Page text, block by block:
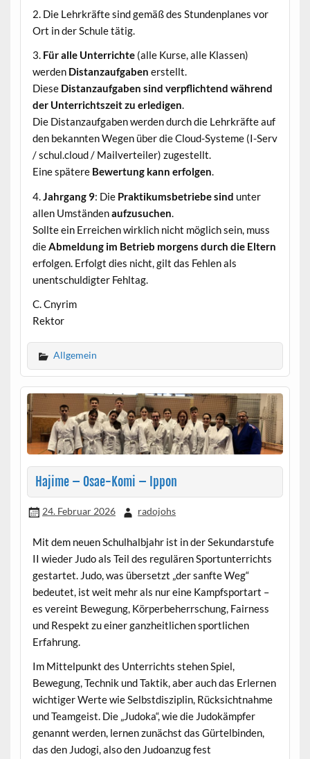
2. Die Lehrkräfte sind gemäß des Stundenplanes vor
Ort in der Schule tätig.
3. Für alle Unterrichte (alle Kurse, alle Klassen)
werden Distanzaufgaben erstellt.
Diese Distanzaufgaben sind verpflichtend während
der Unterrichtszeit zu erledigen.
Die Distanzaufgaben werden durch die Lehrkräfte auf
den bekannten Wegen über die Cloud-Systeme (I-Serv
/ schul.cloud / Mailverteiler) zugestellt.
Eine spätere Bewertung kann erfolgen.
4.Jahrgang 9: Die Praktikumsbetriebe sind unter
allen Umständenaufzusuchen.
Sollte ein Erreichen wirklich nicht möglich sein, muss
dieAbmeldung im Betrieb morgens durch die Eltern
erfolgen. Erfolgt dies nicht, gilt das Fehlen als
unentschuldigter Fehltag.
C. Cnyrim
Rektor
Allgemein
Hajime – Osae-Komi – Ippon
24. Februar 2026 radojohs
Mit dem neuen Schulhalbjahr ist in der Sekundarstufe
II wieder Judo als Teil des regulären Sportunterrichts
gestartet. Judo, was übersetzt „der sanfte Weg“
bedeutet, ist weit mehr als nur eine Kampfsportart –
es vereint Bewegung, Körperbeherrschung, Fairness
und Respekt zu einer ganzheitlichen sportlichen
Erfahrung.
Im Mittelpunkt des Unterrichts stehen Spiel,
Bewegung, Technik und Taktik, aber auch das Erlernen
wichtiger Werte wie Selbstdisziplin, Rücksichtnahme
und Teamgeist. Die „Judoka“, wie die Judokämpfer
genannt werden, lernen zunächst das Gürtelbinden,
das den Judogi, also den Judoanzug fest